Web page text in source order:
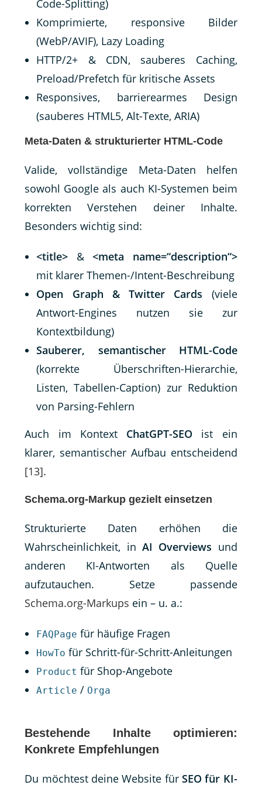
Code-Splitting)
Komprimierte, responsive Bilder
(WebP/AVIF), Lazy Loading
HTTP/2+ & CDN, sauberes Caching,
Preload/Prefetch für kritische Assets
Responsives, barrierearmes Design
(sauberes HTML5, Alt-Texte, ARIA)
Meta-Daten & strukturierter HTML-Code
Valide, vollständige Meta-Daten helfen
sowohl Google als auch KI-Systemen beim
korrekten Verstehen deiner Inhalte.
Besonders wichtig sind:
<title> &<meta name=“description“>
mit klarer Themen-/Intent-Beschreibung
Open Graph & Twitter Cards (viele
Antwort-Engines nutzen sie zur
Kontextbildung)
Sauberer, semantischer HTML-Code
(korrekte Überschriften-Hierarchie,
Listen, Tabellen-Caption) zur Reduktion
von Parsing-Fehlern
Auch im Kontext ChatGPT-SEO ist ein
klarer, semantischer Aufbau entscheidend
[13].
Schema.org-Markup gezielt einsetzen
Strukturierte Daten erhöhen die
Wahrscheinlichkeit, in AI Overviews und
anderen KI-Antworten als Quelle
aufzutauchen. Setze passende
Schema.org-Markups ein – u. a.:
FAQPage für häufige Fragen
HowTo für Schritt-für-Schritt-Anleitungen
Product für Shop-Angebote
Article / Orga
Bestehende Inhalte optimieren:
Konkrete Empfehlungen
Du möchtest deine Website für SEO für KI-